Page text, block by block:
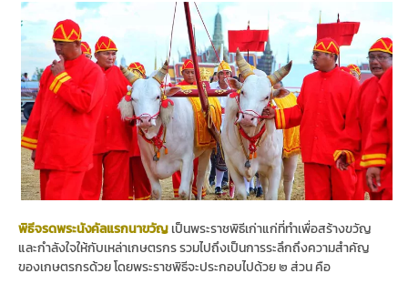
พิธีจรดพระนังคัลแรกนาขวัญ เป็นพระราชพิธีเก่าแก่ที่ทำเพื่อสร้างขวัญ
และกำลังใจให้กับเหล่าเกษตรกร รวมไปถึงเป็นการระลึกถึงความสำคัญ
ของเกษตรกรด้วย โดยพระราชพิธีจะประกอบไปด้วย ๒ ส่วน คือ